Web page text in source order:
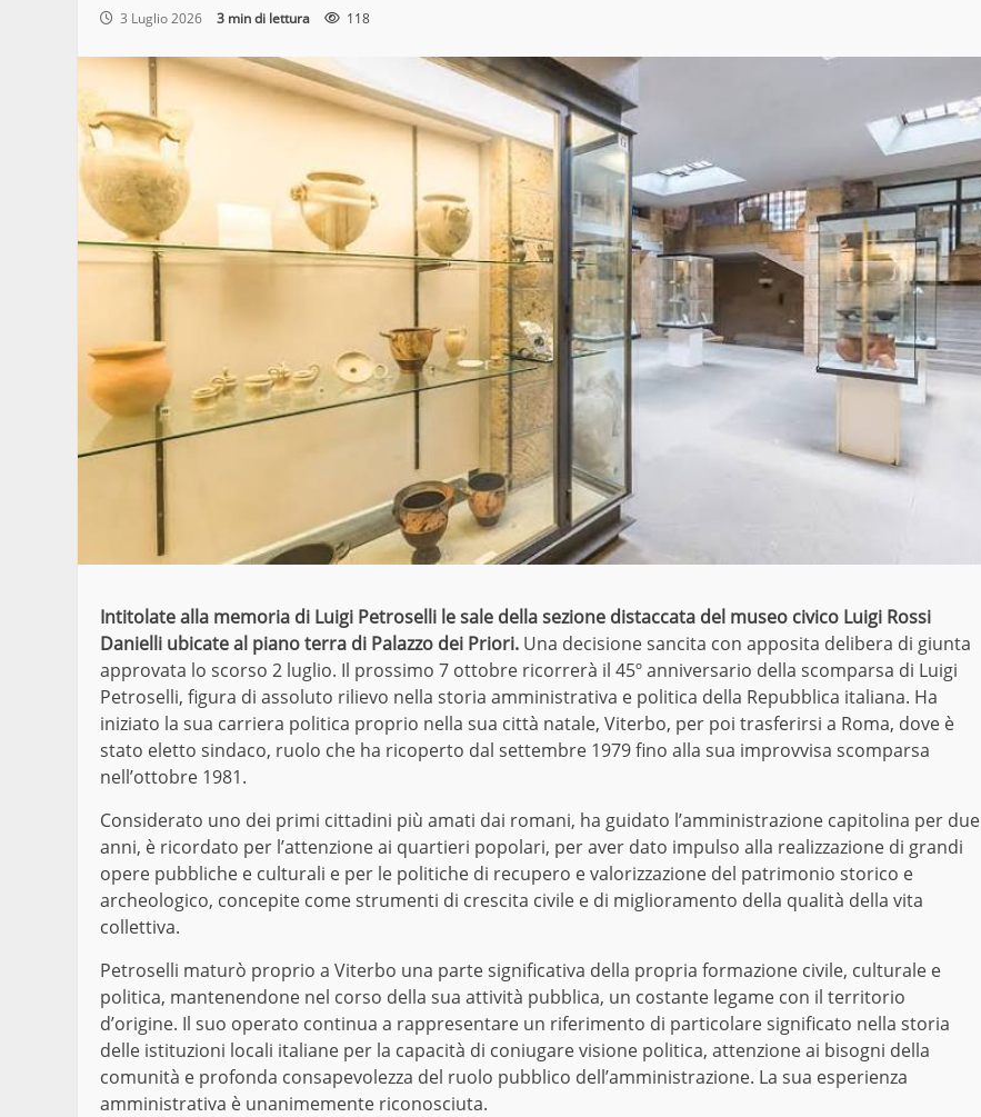
3 Luglio 2026 3 min di lettura 118
Intitolate alla memoria di Luigi Petroselli le sale della sezione distaccata del museo civico Luigi Rossi
Danielli ubicate al piano terra di Palazzo dei Priori. Una decisione sancita con apposita delibera di giunta
approvata lo scorso 2 luglio. Il prossimo 7 ottobre ricorrerà il 45º anniversario della scomparsa di Luigi
Petroselli, figura di assoluto rilievo nella storia amministrativa e politica della Repubblica italiana. Ha
iniziato la sua carriera politica proprio nella sua città natale, Viterbo, per poi trasferirsi a Roma, dove è
stato eletto sindaco, ruolo che ha ricoperto dal settembre 1979 fino alla sua improvvisa scomparsa
nell’ottobre 1981.
Considerato uno dei primi cittadini più amati dai romani, ha guidato l’amministrazione capitolina per due
anni, è ricordato per l’attenzione ai quartieri popolari, per aver dato impulso alla realizzazione di grandi
opere pubbliche e culturali e per le politiche di recupero e valorizzazione del patrimonio storico e
archeologico, concepite come strumenti di crescita civile e di miglioramento della qualità della vita
collettiva.
Petroselli maturò proprio a Viterbo una parte significativa della propria formazione civile, culturale e
politica, mantenendone nel corso della sua attività pubblica, un costante legame con il territorio
d’origine. Il suo operato continua a rappresentare un riferimento di particolare significato nella storia
delle istituzioni locali italiane per la capacità di coniugare visione politica, attenzione ai bisogni della
comunità e profonda consapevolezza del ruolo pubblico dell’amministrazione. La sua esperienza
amministrativa è unanimemente riconosciuta.